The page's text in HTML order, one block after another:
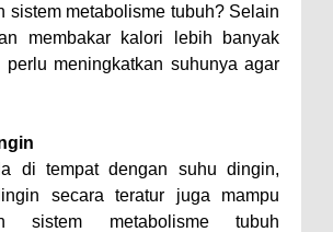
sistem metabolisme tubuh? Selain
membakar kalori lebih banyak
perlu meningkatkan suhunya agar
di tempat dengan suhu dingin,
secara teratur juga mampu
sistem metabolisme tubuh